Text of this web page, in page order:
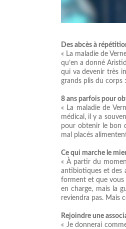
Des abcès à
« La maladie de
qu’en a donné
qui va devenir très
grands plis du corps
8 ans parfois pour
« La maladie de
médical, il y a
pour obtenir le bon
mal placés
Ce qui marche le
« À partir du
antibiotiques et des
forment et que vous
en charge, mais la
reviendra pas. Mais
Rejoindre une
« Je donnerai